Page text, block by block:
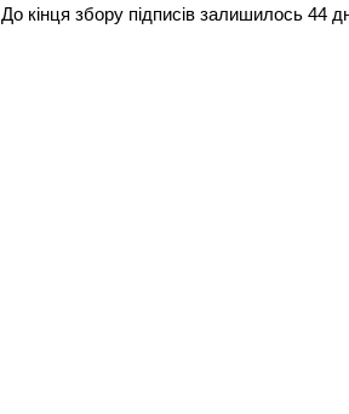
До кінця збору підписів залишилось 44